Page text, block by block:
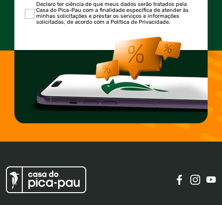
Declaro ter ciência de que meus dados serão tratados pela
Casa do Pica-Pau com a finalidade específica de atender às
minhas solicitações e prestar os serviços e informações
solicitadas, de acordo com a Política de Privacidade.